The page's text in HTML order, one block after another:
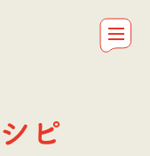
おつまみを探す
コラム＆レシピ
私たちについて ピ